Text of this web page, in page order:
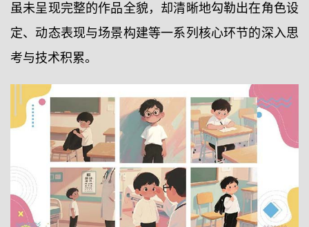
虽未呈现完整的作品全貌，却清晰地勾勒出在角色设
定、动态表现与场景构建等一系列核心环节的深入思
考与技术积累。